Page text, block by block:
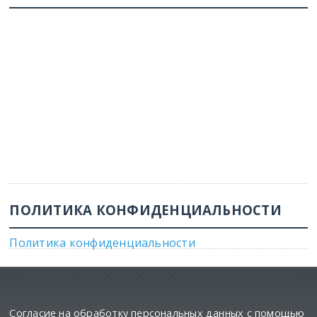
ПОЛИТИКА КОНФИДЕНЦИАЛЬНОСТИ
Политика конфиденциальности
Согласие на обработку персональных данных с помощью